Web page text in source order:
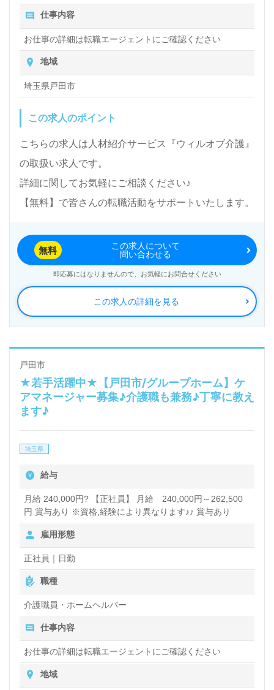
プを目指したい』『環境を変えて働きたい』等の方も
大歓迎です！働き方や選考フロー等、担当コンサルタ
ントよりご案内します。お問い合わせも遠慮なくお願
いします。
医療/福祉業界の正社員/パート求人探しは【ウィルオ
ブ介護】＊求人情報収集、将来的に検討の方も遠慮な
く＊
LINE、メール、お電話などご希望に応じてお問い合
わせ/ご相談可能です。転職相談、求人紹介、年収交
公開求人も取扱いあり！＞"転職支援"のプロと一緒に
転職活動！お問い合わせお待ちしております。
15,000円/月 ・ヘルパー1級：15,000円/月 ・基礎研修：
15,000円/月 ・初任者研修：5,000円/月 ・ヘルパー2級：
5,000円/月 ◆サービス手当：40,000円/月 ◆調整手当：
16,000円/月 ◆残業手当 月給196000円 ＜応募資格＞ ●実
務者研修 ●基礎研修 ●ヘルパー1級 ※60歳未満の方 （60歳
定年制のため） ＜備考＞ ※各種手当含む ※経験等により
加算があります。 「基本給」120,000円～ ≪手当詳細
≫【昇給・賞与】 ※「雇用形態1」参照 月給181000円 ＜
（60歳定年制のため） ＜備考＞ ※各種手当含む ※経験等
細≫【昇給・賞与】 ※「雇用形態1」参照 賞与あり 昇給あ
り
仕事内容
お仕事の詳細は転職エージェントにご確認ください
地域
埼玉県戸田市
この求人のポイント
こちらの求人は人材紹介サービス『ウィルオブ介護』
の取扱い求人です。
詳細に関してお気軽にご相談ください♪
【無料】で皆さんの転職活動をサポートいたします。
この求人の詳細を見る
無料
この求人について
問い合わせる
即応募にはなりませんので、お気軽にお問合せください
戸田市
★若手活躍中★【戸田市/グループホーム】ケ
アマネージャー募集♪介護職も兼務♪丁寧に教え
ます♪
埼玉県
給与
月給 240,000円? 【正社員】 月給 240,000円～262,500
円 賞与あり ※資格,経験により異なります♪♪ 賞与あり
雇用形態
正社員｜日勤
職種
介護職員・ホームヘルパー
仕事内容
お仕事の詳細は転職エージェントにご確認ください
地域